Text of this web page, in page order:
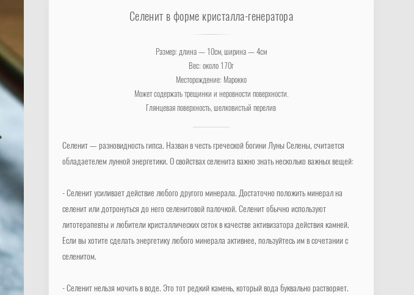
Селенит в форме кристалла-генератора
Размер: длина — 10см, ширина — 4см
Вес: около 170г
Месторождение: Марокко
Может содержать трещинки и неровности поверхности.
Глянцевая поверхность, шелковистый перелив
Селенит — разновидность гипса. Назван в честь греческой богини Луны Селены, считается
обладаетелем лунной энергетики. О свойствах селенита важно знать несколько важных вещей:
- Селенит усиливает действие любого другого минерала. Достаточно положить минерал на
селенит или дотронуться до него селенитовой палочкой. Селенит обычно используют
литотерапевты и любители кристаллических сеток в качестве активизатора действия камней.
Если вы хотите сделать энергетику любого минерала активнее, пользуйтесь им в сочетании с
селенитом.
- Селенит нельзя мочить в воде. Это тот редкий камень, который вода буквально растворяет.